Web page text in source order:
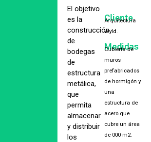
El objetivo
es la
construcción
de
bodegas
de
estructura
metálica,
que
permita
almacenar
y distribuir
los
Cliente
Arquitectura
Wyld.
Medidas
Cubierta de
muros
prefabricados
de hormigón y
una
estructura de
acero que
cubre un área
de 000 m2.